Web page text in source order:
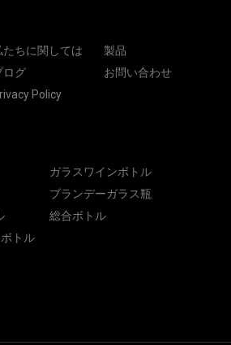
たちに関しては
製品
ログ
お問い合わせ
Policy
ガラスワインボトル
ブランデーガラス瓶
総合ボトル
トル